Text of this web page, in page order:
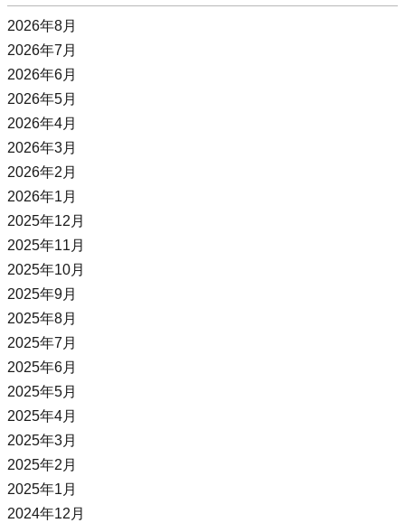
2026年8月
2026年7月
2026年6月
2026年5月
2026年4月
2026年3月
2026年2月
2026年1月
2025年12月
2025年11月
2025年10月
2025年9月
2025年8月
2025年7月
2025年6月
2025年5月
2025年4月
2025年3月
2025年2月
2025年1月
2024年12月